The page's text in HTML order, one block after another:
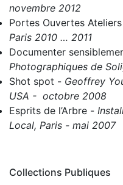
novembre 2012
Portes Ouvertes Ateliers
Paris 2010 … 2011
Documenter
Photographiques de
Shot spot - Geoffrey
USA - octobre 2008
Esprits de l’Arbre -
Local, Paris - mai 2007
Collections Publiques